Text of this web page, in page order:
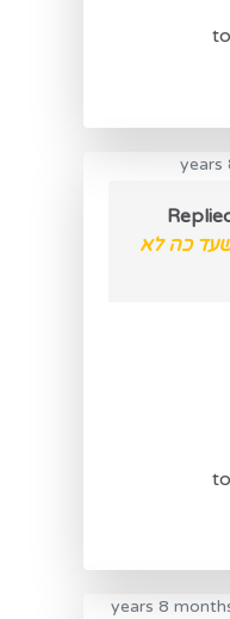
כה לא